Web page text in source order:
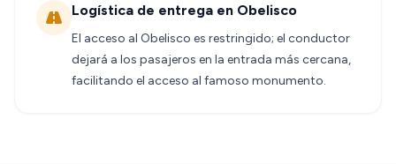
Logística de entrega en Obelisco
El acceso al Obelisco es restringido; el conductor
dejará a los pasajeros en la entrada más cercana,
facilitando el acceso al famoso monumento.